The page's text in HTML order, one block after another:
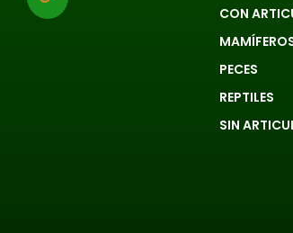
CON
PECES
REPTILES
SIN